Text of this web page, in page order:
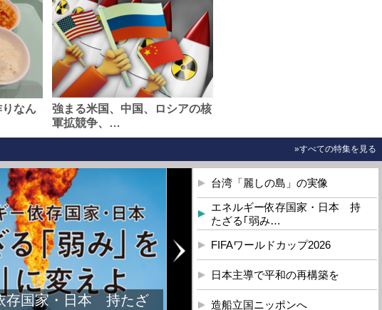
なん
強まる米国、中国、ロシアの核
軍拡競争、…
»すべての特集を見る
存国家・日本 持たざ
台湾「麗しの島」の実像
エネルギー依存国家・日本 持
たざる｢弱み…
FIFAワールドカップ2026
日本主導で平和の再構築を
造船立国ニッポンへ